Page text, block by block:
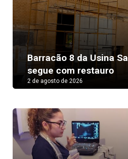
Barracão 8 da Usina
segue com restauro
2 de agosto de 2026